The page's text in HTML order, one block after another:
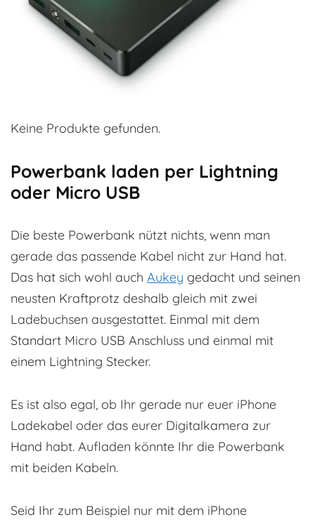
Keine Produkte gefunden.
Powerbank laden per Lightning
oder Micro USB
Die beste Powerbank nützt nichts, wenn man
gerade das passende Kabel nicht zur Hand hat.
Das hat sich wohl auch Aukey gedacht und seinen
neusten Kraftprotz deshalb gleich mit zwei
Ladebuchsen ausgestattet. Einmal mit dem
Standart Micro USB Anschluss und einmal mit
einem Lightning Stecker.
Es ist also egal, ob Ihr gerade nur euer iPhone
Ladekabel oder das eurer Digitalkamera zur
Hand habt. Aufladen könnte Ihr die Powerbank
mit beiden Kabeln.
Seid Ihr zum Beispiel nur mit dem iPhone